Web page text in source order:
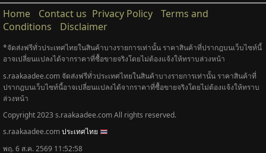
Home Contact us Privacy Policy
Terms and
Conditions
Disclaimer
*จัดส่งฟรีทั่วประเทศไทยในสินค้าบางรายการเท่านั้น ราคาสินค้าที่ปรากฎบนเว็บไซท์นี้
อาจเปลี่ยนแปลงได้จากราคาที่ซื้อขายจริงโดยไม่ต้องแจ้งให้ทราบล่วงหน้า
s.raakaadee.com จัดส่งฟรีทั่วประเทศไทยในสินค้าบางรายการเท่านั้น ราคาสินค้าที่
ปรากฎบนเว็บไซท์นี้อาจเปลี่ยนแปลงได้จากราคาที่ซื้อขายจริงโดยไม่ต้องแจ้งให้ทราบ
ล่วงหน้า
Copyright 2023 s.raakaadee.com All rights reserved.
s.raakaadee.comประเทศไทย
พฤ. 6 ส.ค. 2569 11:52:58